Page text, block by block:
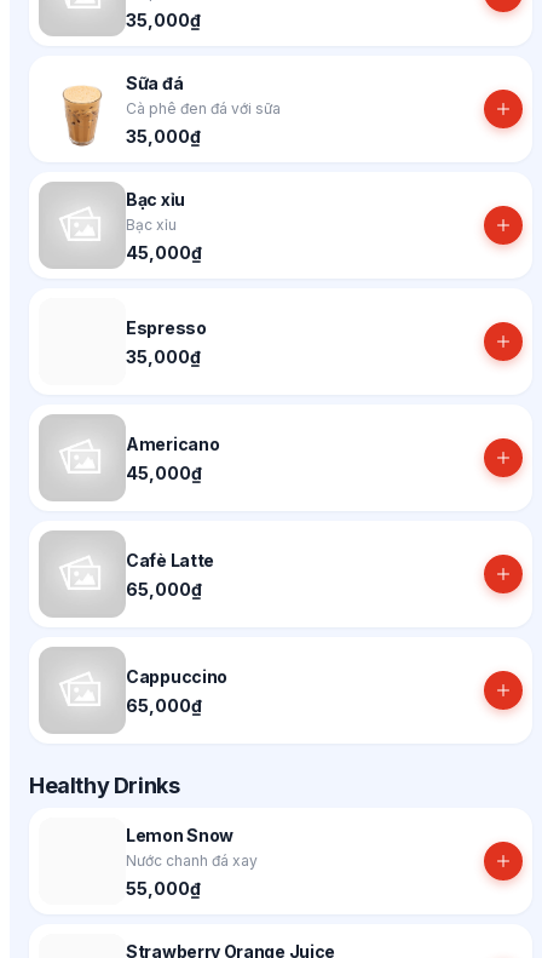
35,000₫
Sữa đá
Cà phê đen đá với sữa
35,000₫
Bạc xỉu
Bạc xỉu
45,000₫
Espresso
35,000₫
Americano
45,000₫
Cafè Latte
65,000₫
Cappuccino
65,000₫
Healthy Drinks
Lemon Snow
Nước chanh đá xay
55,000₫
Strawberry Orange Juice